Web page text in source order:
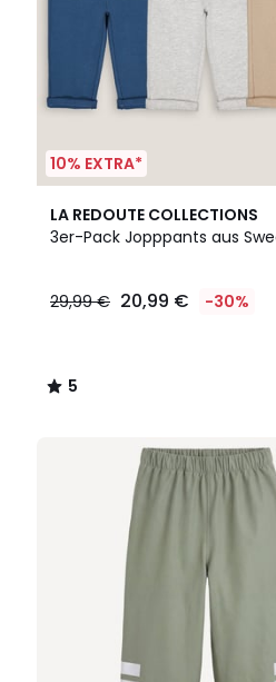
10% EXTRA*
LA REDOUTE COLLECTIONS
3er-Pack Jopppants aus
€
30%
29,99 € 20,99 € -30%
5
/
2
Farben
5
/